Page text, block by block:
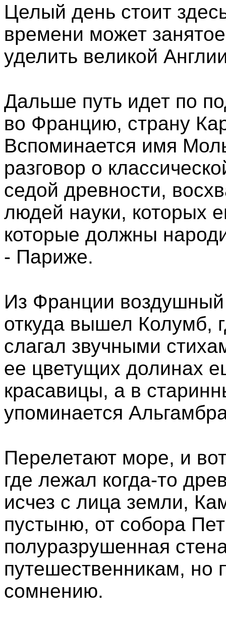
Целый день стоит
времени может
уделить великой
Дальше путь идет по
во Францию, страну
Вспоминается имя
разговор о
седой древности,
людей науки, которых
которые должны
- Париже.
Из Франции воздушный
откуда вышел Колумб,
слагал звучными
ее цветущих долинах
красавицы, а в
упоминается
Перелетают море, и
где лежал когда-то
исчез с лица земли,
пустыню, от собора
полуразрушенная
путешественникам, но
сомнению.